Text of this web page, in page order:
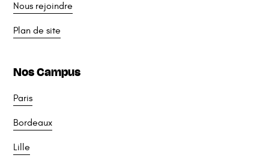
Nous rejoindre
Plan de site
Nos Campus
Paris
Bordeaux
Lille